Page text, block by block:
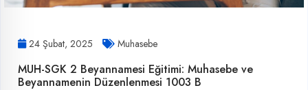
24 Şubat, 2025 Muhasebe
MUH-SGK 2 Beyannamesi Eğitimi: Muhasebe ve
Beyannamenin Düzenlenmesi 1003 B